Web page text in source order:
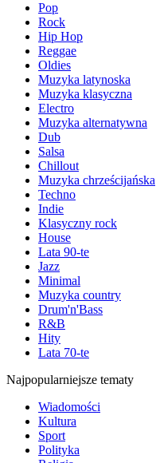
Pop
Rock
Hip Hop
Reggae
Oldies
Muzyka latynoska
Muzyka klasyczna
Electro
Muzyka alternatywna
Dub
Salsa
Chillout
Muzyka chrześcijańska
Techno
Indie
Klasyczny rock
House
Lata 90-te
Jazz
Minimal
Muzyka country
Drum'n'Bass
R&B
Hity
Lata 70-te
Najpopularniejsze tematy
Wiadomości
Kultura
Sport
Polityka